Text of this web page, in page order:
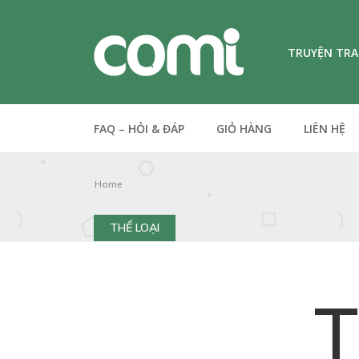
TRUYỆN
FAQ – HỎI & ĐÁP GIỎ HÀNG LIÊN HỆ
Home
THỂ LOẠI